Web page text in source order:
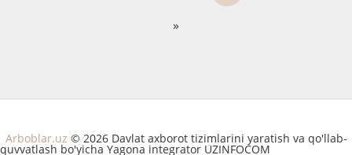
»
Arboblar.uz © 2026 Davlat axborot tizimlarini yaratish va qo'llab-
quvvatlash bo'yicha Yagona integrator UZINFOCOM